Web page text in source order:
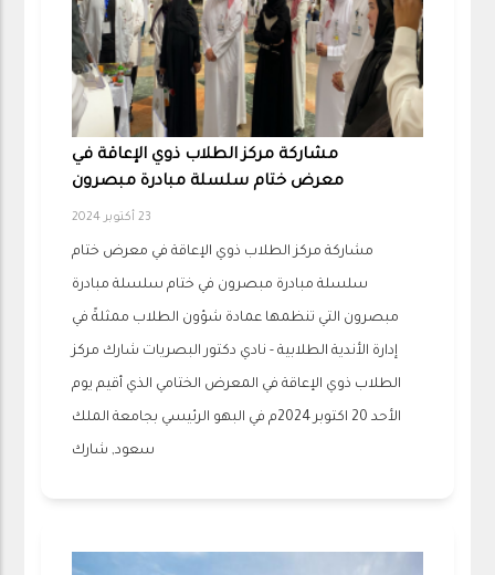
مشاركة مركز الطلاب ذوي الإعاقة في
معرض ختام سلسلة مبادرة مبصرون
23 أكتوبر 2024
مشاركة مركز الطلاب ذوي الإعاقة في معرض ختام
سلسلة مبادرة مبصرون في ختام سلسلة مبادرة
مبصرون التي تنظمها عمادة شؤون الطلاب ممثلةً في
إدارة الأندية الطلابية - نادي دكتور البصريات شارك مركز
الطلاب ذوي الإعاقة في المعرض الختامي الذي أقيم يوم
الأحد 20 اكتوبر 2024م في البهو الرئيسي بجامعة الملك
سعود, شارك